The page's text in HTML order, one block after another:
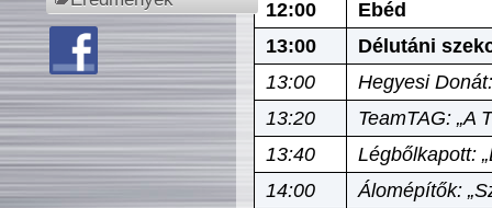
12:00
Ebéd
13:00
Délutáni
13:00
Hegyesi
13:20
TeamTAG: „A
13:40
Légbőlkapott:
14:00
Álomépítők: